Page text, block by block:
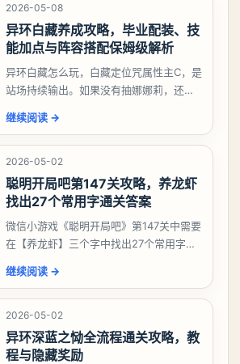
2026-05-08
异环白藏养成攻略，毕业配装、技
能加点与阵容搭配保姆级解析
异环白藏怎么玩，白藏定位咒属性主C，是
站场持续输出。如果没有抽娜娜莉，还没
有娜娜莉缺另外一个二队C想打深渊也可以
考虑养个白藏
继续阅读 →
2026-05-02
聪明开局吧第147关攻略，养龙虾
找出27个常用字通关答案
微信小游戏《聪明开局吧》第147关中需要
在【养龙虾】三个字中找出27个常用字，
大、夫、夰、巾、中、虫、下、虾、卜、
囗、吓、卟、
继续阅读 →
2026-05-02
异环深蓝之恸全流程通关攻略，教
程与隐藏奖励